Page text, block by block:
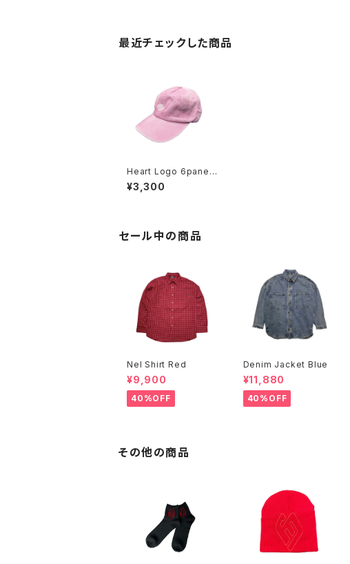
最近チェックした商品
Heart Logo 6panel-
cap PINK
¥3,300
セール中の商品
Nel Shirt Red
¥9,900
40%OFF
Denim Jacket Blue
¥11,880
40%OFF
その他の商品